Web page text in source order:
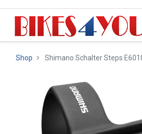
Shop Shimano Schalter Steps